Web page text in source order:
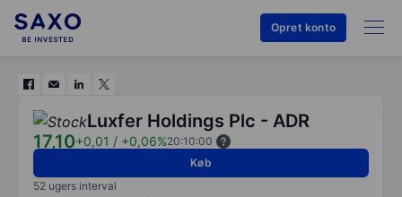
Opret konto
Luxfer Holdings Plc - ADR
17,10+0,01 / +0,06%20:10:00
Køb
52 ugers interval